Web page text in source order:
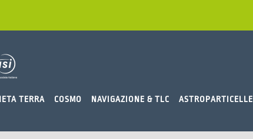
TERRA COSMO NAVIGAZIONE & TLC ASTROPARTICELLE